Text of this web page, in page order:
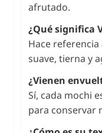
afrutado.
¿Qué significa
Hace
suave, tierna y
¿Vienen
Sí, cada mochi
para conservar